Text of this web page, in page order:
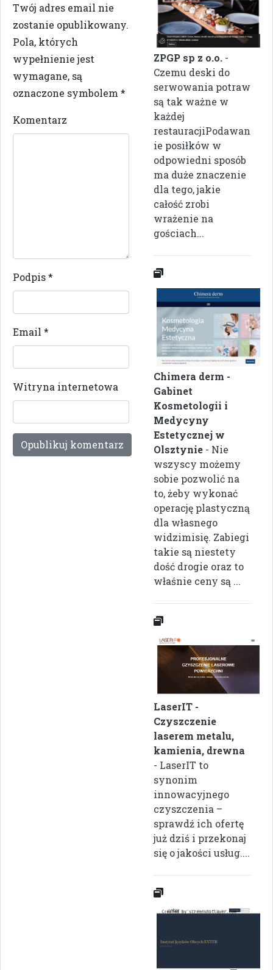
Twój adres email nie
zostanie opublikowany.
Pola, których
wypełnienie jest
wymagane, są
oznaczone symbolem *
Komentarz
Podpis*
Email *
Witryna internetowa
ZPGP sp z o.o. -
Czemu deski do
serwowania potraw
są tak ważne w
każdej
restauracjiPodawan
ie posiłków w
odpowiedni sposób
ma duże znaczenie
dla tego, jakie
całość zrobi
wrażenie na
gościach...
Chimera derm -
Gabinet
Kosmetologii i
Medycyny
Estetycznej w
Olsztynie - Nie
wszyscy możemy
sobie pozwolić na
to, żeby wykonać
operację plastyczną
dla własnego
widzimisię. Zabiegi
takie są niestety
dość drogie oraz to
właśnie ceny są ...
LaserIT -
Czyszczenie
laserem metalu,
kamienia, drewna
- LaserIT to
synonim
innowacyjnego
czyszczenia –
sprawdź ich ofertę
już dziś i przekonaj
się o jakości usług....